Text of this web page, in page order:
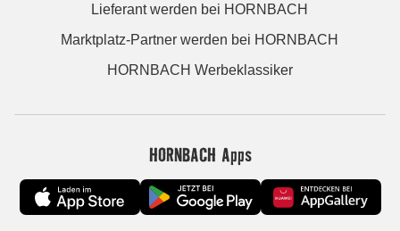
Lieferant werden bei HORNBACH
Marktplatz-Partner werden bei HORNBACH
HORNBACH Werbeklassiker
HORNBACH Apps